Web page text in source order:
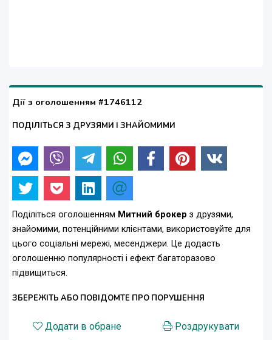
Дії з оголошенням #1746112
ПОДІЛІТЬСЯ З ДРУЗЯМИ І ЗНАЙОМИМИ
Поділіться оголошенням Митний брокер з друзями,
знайомими, потенційними клієнтами, використовуйте для
цього соціальні мережі, месенджери. Це додасть
оголошенню популярності і ефект багаторазово
підвищиться.
ЗБЕРЕЖІТЬ АБО ПОВІДОМТЕ ПРО ПОРУШЕННЯ
Додати в обране
Роздрукувати